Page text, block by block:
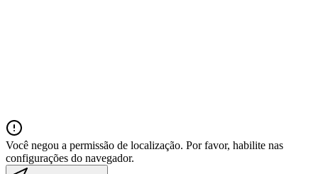
Você negou a permissão de localização. Por favor, habilite nas
configurações do navegador.